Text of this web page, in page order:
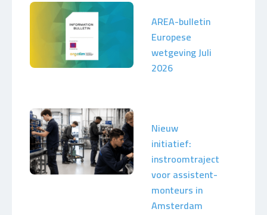
AREA-bulletin
Europese
wetgeving Juli
2026
Nieuw
initiatief:
instroomtraject
voor assistent-
monteurs in
Amsterdam